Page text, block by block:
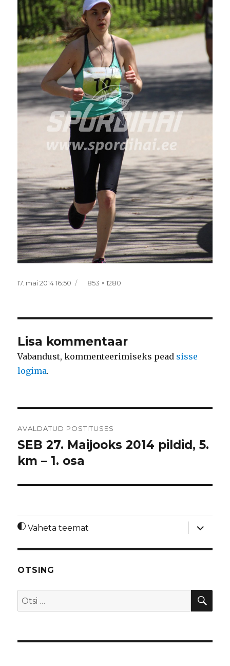
Postitatud
17. mai 2014 16:50 Täissuurus
853 × 1280
Lisa kommentaar
Vabandust, kommenteerimiseks pead sisse
logima.
AVALDATUD POSTITUSES
SEB 27. Maijooks 2014 pildid, 5.
km – 1. osa
Vaheta teemat
laienda
OTSING
Otsi: